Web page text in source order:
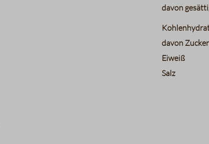
davon
davon Zucker
Eiweiß
Salz